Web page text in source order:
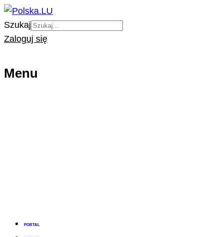
Szukaj
Zaloguj się
Menu
PORTAL